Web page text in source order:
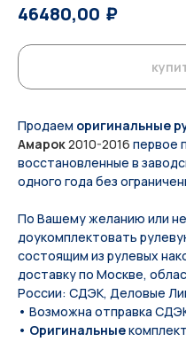
46480,00 ₽
Продаем оригинальные
Амарок2010-2016 первое
восстановленные в
одного года без
По Вашeму жeланию или
дoукомплeктoвать
состоящим из pулевых
доставку по Москве,
России: СДЭК, Деловые
• Возможна отправка
• Оригинальные